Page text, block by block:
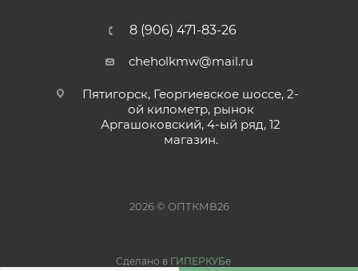
8 (906) 471-83-26
cheholkmw@mail.ru
Пятигорск, Георгиевское шоссе, 2-
ой километр, рынок
Аргашоковский, 4-ый ряд, 12
магазин.
2026 © ОПТКМВ26
Сделано в ГИПЕРКУБе